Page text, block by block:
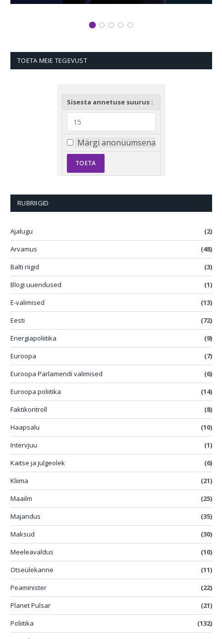
TOETA MEIE TEGEVUST
Sisesta annetuse suurus :
Märgi anonüümsena
RUBRIIGID
Ajalugu
(2)
Arvamus
(48)
Balti riigid
(3)
Blogi uuendused
(1)
E-valimised
(13)
Eesti
(72)
Energiapoliitika
(9)
Euroopa
(7)
Euroopa Parlamendi valimised
(6)
Euroopa poliitika
(14)
Faktikontroll
(8)
Haapsalu
(10)
Intervjuu
(1)
Kaitse ja julgeolek
(6)
Kliima
(21)
Maailm
(25)
Majandus
(35)
Maksud
(30)
Meeleavaldus
(10)
Otseülekanne
(11)
Peaminister
(22)
Planet Pulsar
(21)
Poliitika
(132)